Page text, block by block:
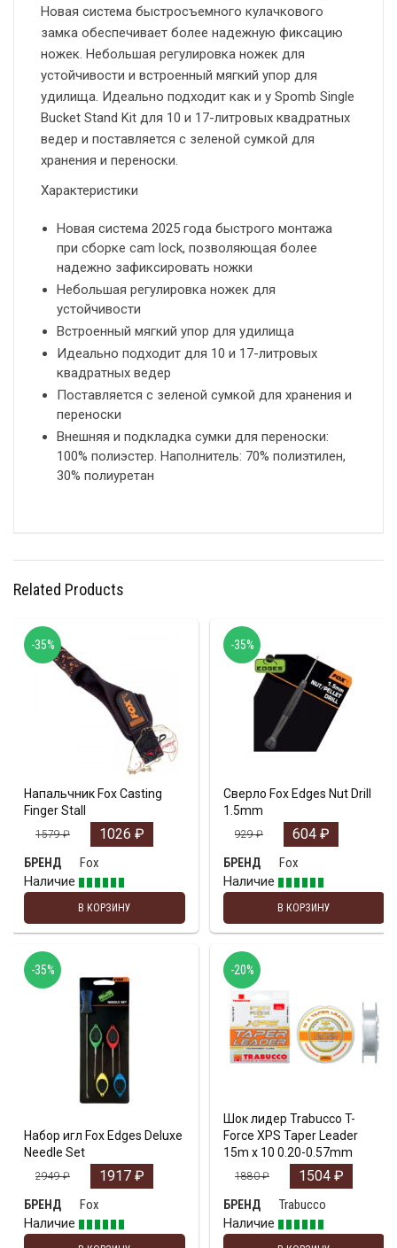
Новая система быстросъемного кулачкового
замка обеспечивает более надежную фиксацию
ножек. Небольшая регулировка ножек для
устойчивости и встроенный мягкий упор для
удилища. Идеально подходит как и у Spomb Single
Bucket Stand Kit для 10 и 17-литровых квадратных
ведер и поставляется с зеленой сумкой для
хранения и переноски.
Характеристики
Новая система 2025 года быстрого монтажа
при сборке cam lock, позволяющая более
надежно зафиксировать ножки
Небольшая регулировка ножек для
устойчивости
Встроенный мягкий упор для удилища
Идеально подходит для 10 и 17-литровых
квадратных ведер
Поставляется с зеленой сумкой для хранения и
переноски
Внешняя и подкладка сумки для переноски:
100% полиэстер. Наполнитель: 70% полиэтилен,
30% полиуретан
Related Products
Напальчник Fox Casting
Finger Stall
1579₽ 1026 ₽
БРЕНД
Fox
Наличие
В КОРЗИНУ
-35%
Сверло Fox Edges Nut Drill
1.5mm
929₽ 604 ₽
БРЕНД
Fox
Наличие
В КОРЗИНУ
-35%
Набор игл Fox Edges Deluxe
Needle Set
2949₽ 1917 ₽
БРЕНД
Fox
Наличие
-35%
Шок лидер Trabucco T-
Force XPS Taper Leader
15m x 10 0.20-0.57mm
1880₽ 1504 ₽
БРЕНД
Trabucco
Наличие
-20%